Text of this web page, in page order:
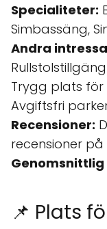
Specialiteter:
Simbassäng,
Andra
Trygg plats
Avgiftsfri
Recensioner:
recensioner på
Genomsnittlig
📌 Plats